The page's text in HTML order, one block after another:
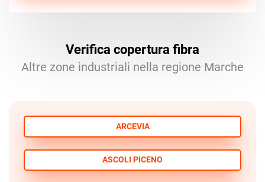
Verifica copertura fibra
Altre zone industriali nella regione Marche
ARCEVIA
ASCOLI PICENO